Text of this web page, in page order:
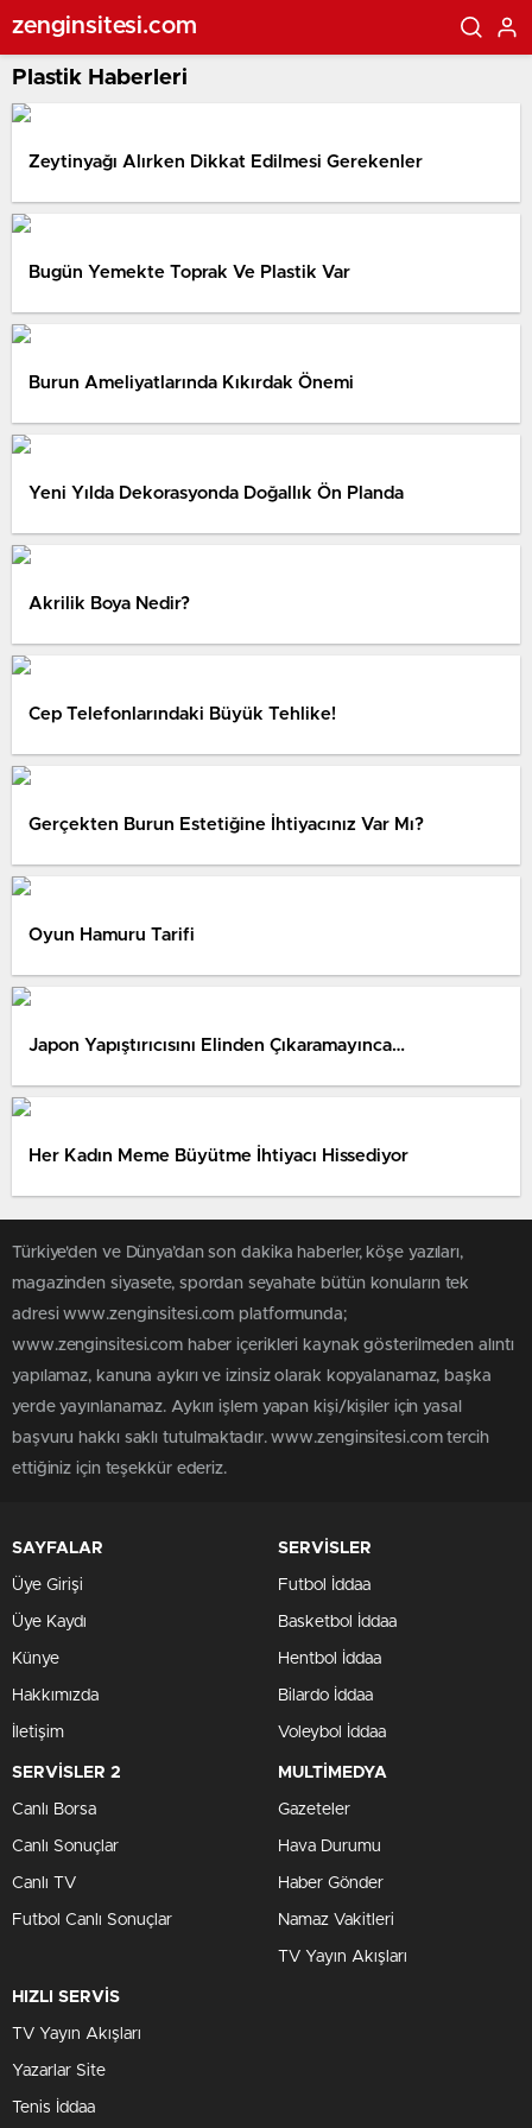
zenginsitesi.com
Plastik Haberleri
Zeytinyağı Alırken Dikkat Edilmesi Gerekenler
Bugün Yemekte Toprak Ve Plastik Var
Burun Ameliyatlarında Kıkırdak Önemi
Yeni Yılda Dekorasyonda Doğallık Ön Planda
Akrilik Boya Nedir?
Cep Telefonlarındaki Büyük Tehlike!
Gerçekten Burun Estetiğine İhtiyacınız Var Mı?
Oyun Hamuru Tarifi
Japon Yapıştırıcısını Elinden Çıkaramayınca…
Her Kadın Meme Büyütme İhtiyacı Hissediyor
Türkiye'den ve Dünya’dan son dakika haberler, köşe yazıları,
magazinden siyasete, spordan seyahate bütün konuların tek
adresi www.zenginsitesi.com platformunda;
www.zenginsitesi.com haber içerikleri kaynak gösterilmeden alıntı
yapılamaz, kanuna aykırı ve izinsiz olarak kopyalanamaz, başka
yerde yayınlanamaz. Aykırı işlem yapan kişi/kişiler için yasal
başvuru hakkı saklı tutulmaktadır. www.zenginsitesi.com tercih
ettiğiniz için teşekkür ederiz.
SAYFALAR
Üye Girişi
Üye Kaydı
Künye
Hakkımızda
İletişim
SERVİSLER
Futbol İddaa
Basketbol İddaa
Hentbol İddaa
Bilardo İddaa
Voleybol İddaa
SERVİSLER 2
Canlı Borsa
Canlı Sonuçlar
Canlı TV
Futbol Canlı Sonuçlar
MULTİMEDYA
Gazeteler
Hava Durumu
Haber Gönder
Namaz Vakitleri
TV Yayın Akışları
HIZLI SERVİS
TV Yayın Akışları
Yazarlar Site
Tenis İddaa